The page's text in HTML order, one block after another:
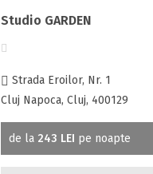
Studio GARDEN
Strada Eroilor, Nr. 1
Cluj Napoca, Cluj, 400129
de la 243 LEI pe noapte